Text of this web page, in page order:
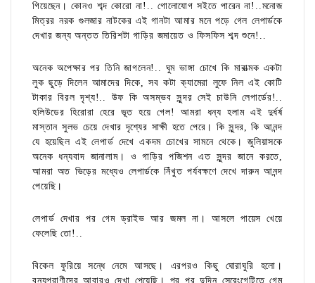
গিয়েছেন। কোনও শব্দ কোরো না!.. গোলোযোগ সইতে পারেন না!..মনোজ
মিত্রর নরক গুলজার নাটকের এই গানটা আমার মনে পড়ে গেল লেপার্ডকে
দেখার জন্য অন্তত তিরিশটা গাড়ির জমায়েত ও ফিসফিস শব্দ শুনে!..
অনেক অপেক্ষার পর তিনি জাগলেন!.. ঘুম ভাঙ্গা চোখে কি মারাত্মক একটা
লুক ছুড়ে দিলেন আমাদের দিকে, সব কটা ক্যামেরা লুফে নিল এই কোটি
টাকার বিরল দৃশ্য!.. উফ কি অসম্ভব সুন্দর সেই চাউনি লেপার্ডের!..
হলিউডের হিরোরা হেরে ভূত হয়ে গেল! আমরা ধন্য হলাম এই দুর্ধর্ষ
মাস্তান সুলভ চেয়ে দেখার দৃশ্যের সাক্ষী হতে পেরে। কি সুন্দর, কি আনন্দ
যে হয়েছিল এই লেপার্ড দেখে একদম চোখের সামনে থেকে। জুলিয়াসকে
অনেক ধন্যবাদ জানালাম। ও গাড়ির পজিশন এত সুন্দর জানে করতে,
আমরা অত ভিড়ের মধ্যেও লেপার্ডকে নিঁখুত পর্যবক্ষণে দেখে দারুন আনন্দ
পেয়েছি।
লেপার্ড দেখার পর গেম ড্রাইভ আর জমল না। আসলে পায়েস খেয়ে
ফেলেছি তো!..
বিকেল ফুরিয়ে সন্ধে নেমে আসছে। এরপরও কিছু ঘোরাঘুরি হলো।
বন্যপ্রাণীদের আবারও দেখা পেয়েছি। পর পর দুদিন সেরেংগেটিতে গেম